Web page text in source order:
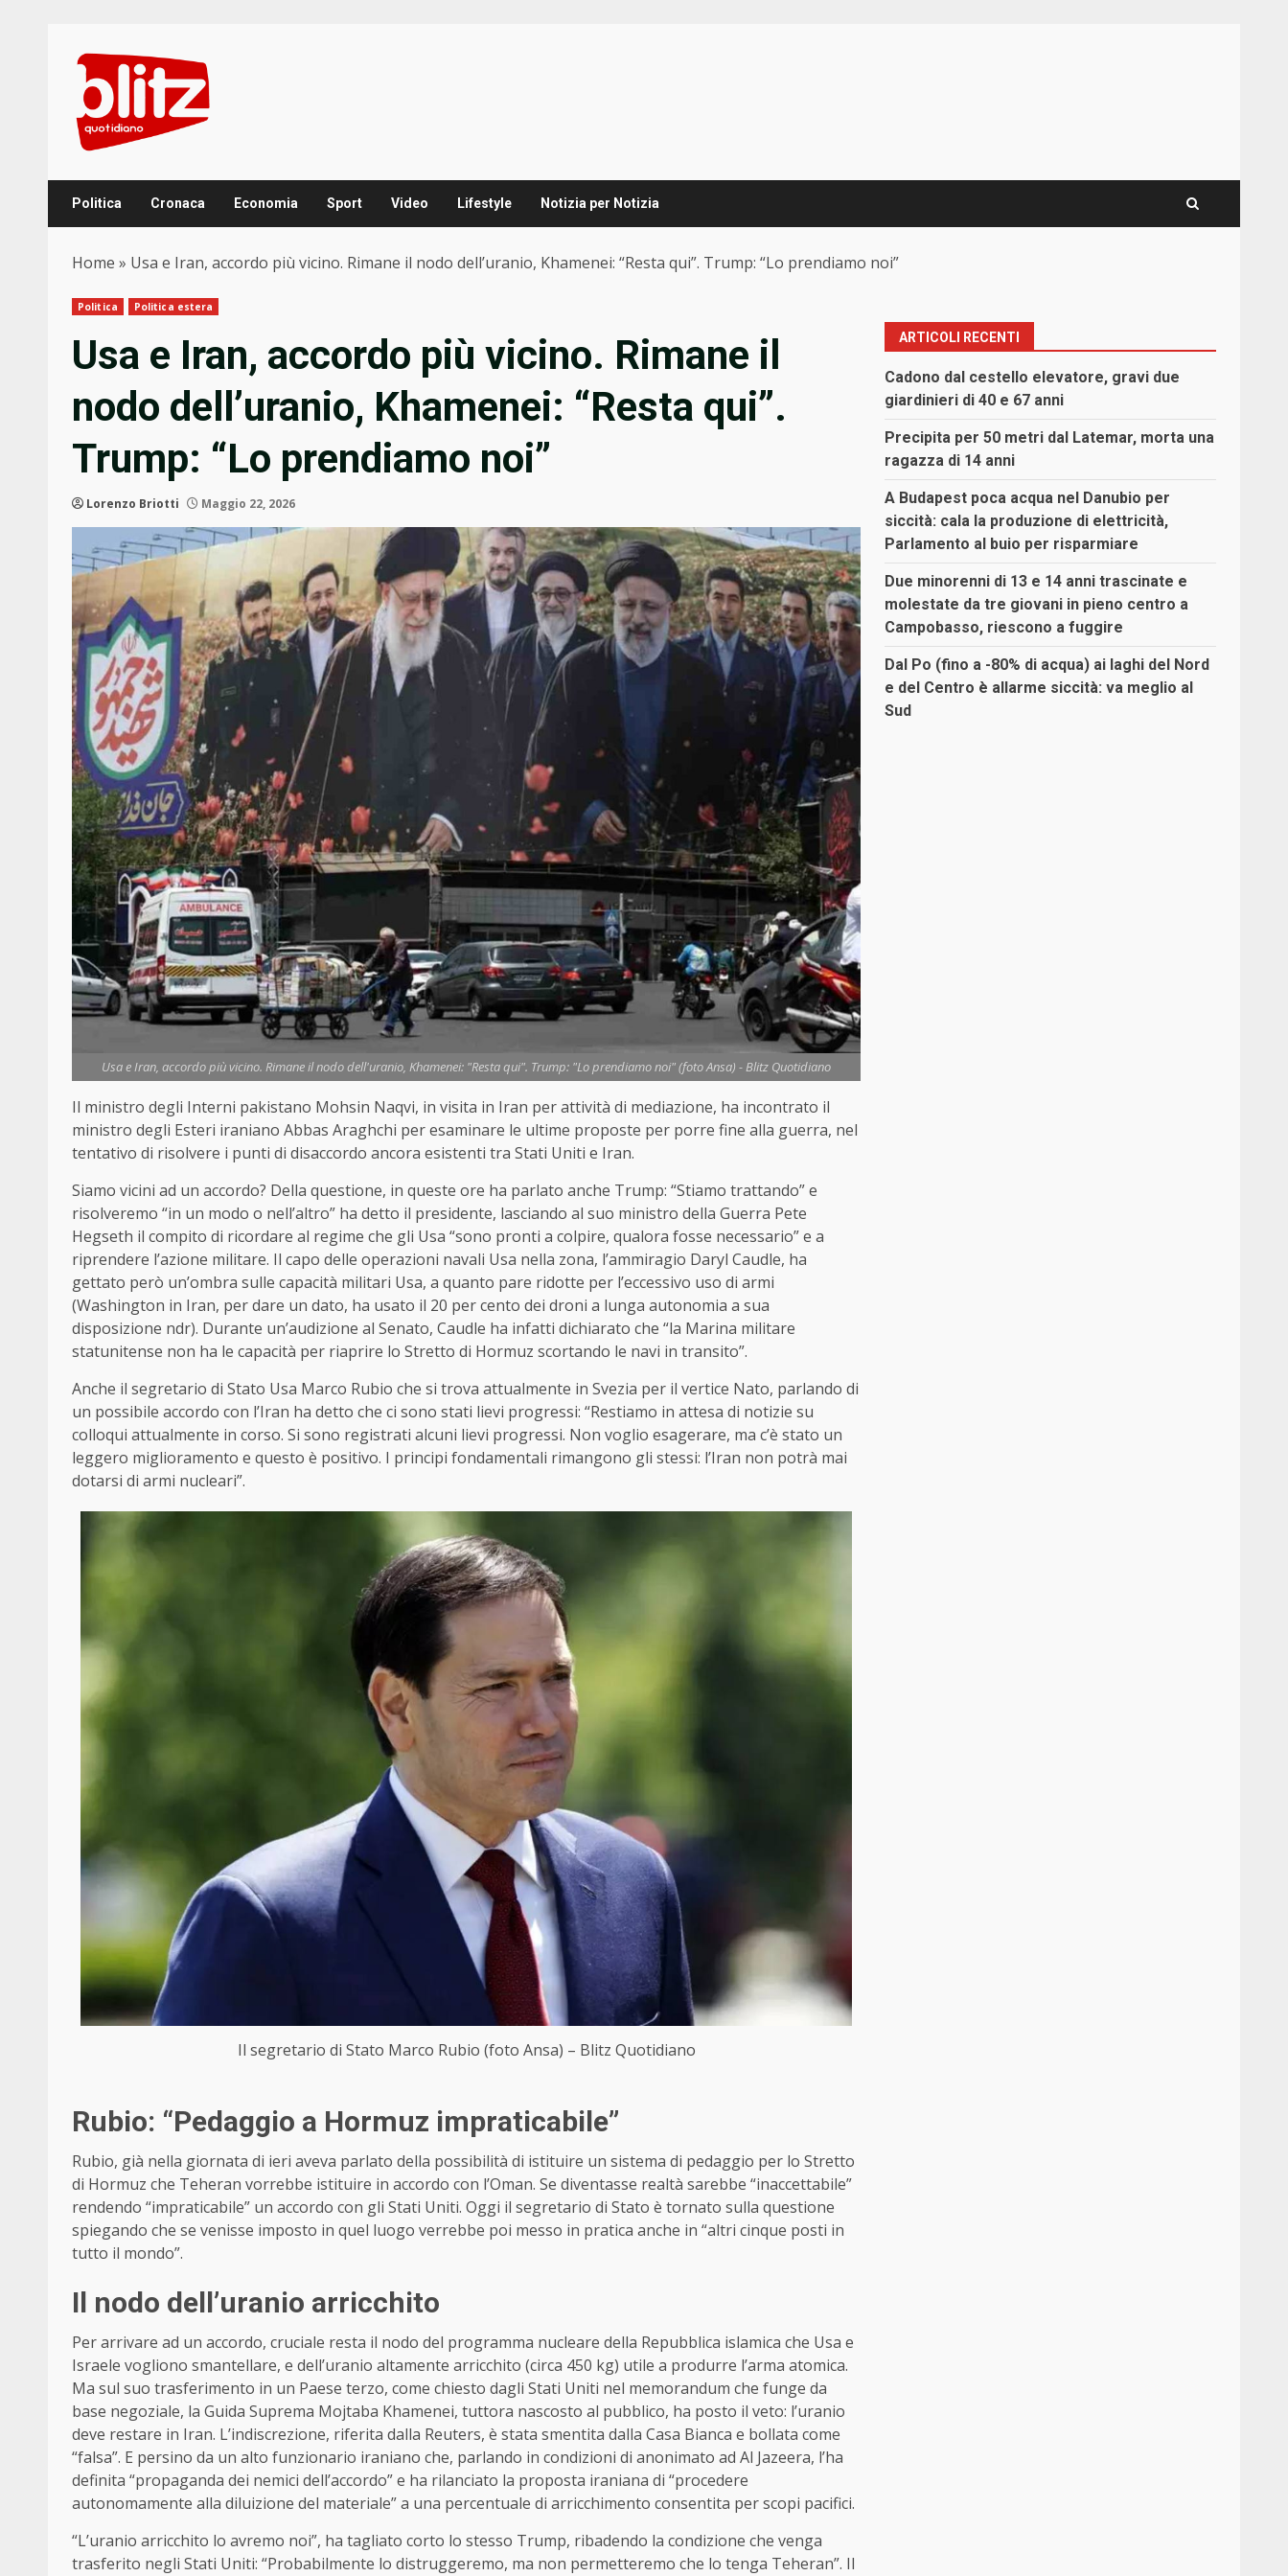
content
Politica Cronaca Economia Sport Video Lifestyle Notizia per Notizia
Home » Usa e Iran, accordo più vicino. Rimane il nodo dell’uranio, Khamenei: “Resta qui”. Trump: “Lo prendiamo noi”
Politica Politica estera
Usa e Iran, accordo più vicino. Rimane il
nodo dell’uranio, Khamenei: “Resta qui”.
Trump: “Lo prendiamo noi”
Lorenzo Briotti Maggio 22, 2026
Usa e Iran, accordo più vicino. Rimane il nodo dell'uranio, Khamenei: "Resta qui". Trump: "Lo prendiamo noi" (foto Ansa) - Blitz Quotidiano
Il ministro degli Interni pakistano Mohsin Naqvi, in visita in Iran per attività di mediazione, ha incontrato il
ministro degli Esteri iraniano Abbas Araghchi per esaminare le ultime proposte per porre fine alla guerra, nel
tentativo di risolvere i punti di disaccordo ancora esistenti tra Stati Uniti e Iran.
Siamo vicini ad un accordo? Della questione, in queste ore ha parlato anche Trump: “Stiamo trattando” e
risolveremo “in un modo o nell’altro” ha detto il presidente, lasciando al suo ministro della Guerra Pete
Hegseth il compito di ricordare al regime che gli Usa “sono pronti a colpire, qualora fosse necessario” e a
riprendere l’azione militare. Il capo delle operazioni navali Usa nella zona, l’ammiragio Daryl Caudle, ha
gettato però un’ombra sulle capacità militari Usa, a quanto pare ridotte per l’eccessivo uso di armi
(Washington in Iran, per dare un dato, ha usato il 20 per cento dei droni a lunga autonomia a sua
disposizione ndr). Durante un’audizione al Senato, Caudle ha infatti dichiarato che “la Marina militare
statunitense non ha le capacità per riaprire lo Stretto di Hormuz scortando le navi in transito”.
Anche il segretario di Stato Usa Marco Rubio che si trova attualmente in Svezia per il vertice Nato, parlando di
un possibile accordo con l’Iran ha detto che ci sono stati lievi progressi: “Restiamo in attesa di notizie su
colloqui attualmente in corso. Si sono registrati alcuni lievi progressi. Non voglio esagerare, ma c’è stato un
leggero miglioramento e questo è positivo. I principi fondamentali rimangono gli stessi: l’Iran non potrà mai
dotarsi di armi nucleari”.
Il segretario di Stato Marco Rubio (foto Ansa) – Blitz Quotidiano
Rubio: “Pedaggio a Hormuz impraticabile”
Rubio, già nella giornata di ieri aveva parlato della possibilità di istituire un sistema di pedaggio per lo Stretto
di Hormuz che Teheran vorrebbe istituire in accordo con l’Oman. Se diventasse realtà sarebbe “inaccettabile”
rendendo “impraticabile” un accordo con gli Stati Uniti. Oggi il segretario di Stato è tornato sulla questione
spiegando che se venisse imposto in quel luogo verrebbe poi messo in pratica anche in “altri cinque posti in
tutto il mondo”.
Il nodo dell’uranio arricchito
Per arrivare ad un accordo, cruciale resta il nodo del programma nucleare della Repubblica islamica che Usa e
Israele vogliono smantellare, e dell’uranio altamente arricchito (circa 450 kg) utile a produrre l’arma atomica.
Ma sul suo trasferimento in un Paese terzo, come chiesto dagli Stati Uniti nel memorandum che funge da
base negoziale, la Guida Suprema Mojtaba Khamenei, tuttora nascosto al pubblico, ha posto il veto: l’uranio
deve restare in Iran. L’indiscrezione, riferita dalla Reuters, è stata smentita dalla Casa Bianca e bollata come
“falsa”. E persino da un alto funzionario iraniano che, parlando in condizioni di anonimato ad Al Jazeera, l’ha
definita “propaganda dei nemici dell’accordo” e ha rilanciato la proposta iraniana di “procedere
autonomamente alla diluizione del materiale” a una percentuale di arricchimento consentita per scopi pacifici.
“L’uranio arricchito lo avremo noi”, ha tagliato corto lo stesso Trump, ribadendo la condizione che venga
trasferito negli Stati Uniti: “Probabilmente lo distruggeremo, ma non permetteremo che lo tenga Teheran”. Il
ARTICOLI RECENTI
Cadono dal cestello elevatore, gravi due
giardinieri di 40 e 67 anni
Precipita per 50 metri dal Latemar, morta una
ragazza di 14 anni
A Budapest poca acqua nel Danubio per
siccità: cala la produzione di elettricità,
Parlamento al buio per risparmiare
Due minorenni di 13 e 14 anni trascinate e
molestate da tre giovani in pieno centro a
Campobasso, riescono a fuggire
Dal Po (fino a -80% di acqua) ai laghi del Nord
e del Centro è allarme siccità: va meglio al
Sud